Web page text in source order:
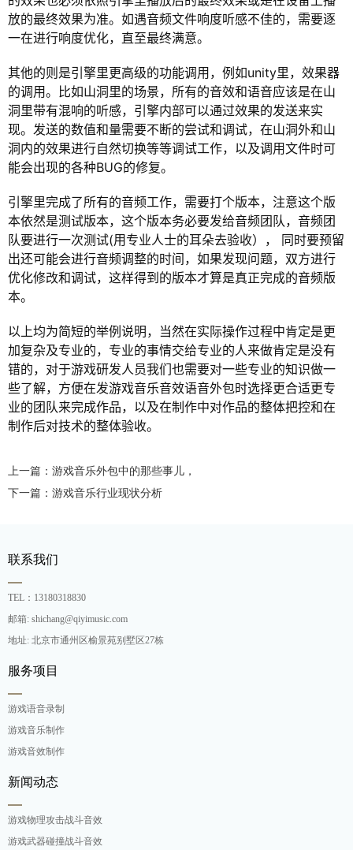
放的最终效果为准。如遇音频文件响度听感不佳的，需要逐
一在进行响度优化，直至最终满意。
其他的则是引擎里更高级的功能调用，例如unity里，效果器
的调用。比如山洞里的场景，所有的音效和语音应该是在山
洞里带有混响的听感，引擎内部可以通过效果的发送来实
现。发送的数值和量需要不断的尝试和调试，在山洞外和山
洞内的效果进行自然切换等等调试工作，以及调用文件时可
能会出现的各种BUG的修复。
引擎里完成了所有的音频工作，需要打个版本，注意这个版
本依然是测试版本，这个版本务必要发给音频团队，音频团
队要进行一次测试(用专业人士的耳朵去验收）， 同时要预留
出还可能会进行音频调整的时间，如果发现问题，双方进行
优化修改和调试，这样得到的版本才算是真正完成的音频版
本。
以上均为简短的举例说明，当然在实际操作过程中肯定是更
加复杂及专业的，专业的事情交给专业的人来做肯定是没有
错的，对于游戏研发人员我们也需要对一些专业的知识做一
些了解，方便在发游戏音乐音效语音外包时选择更合适更专
业的团队来完成作品，以及在制作中对作品的整体把控和在
制作后对技术的整体验收。
上一篇：游戏音乐外包中的那些事儿，
下一篇：游戏音乐行业现状分析
联系我们
TEL：13180318830
邮箱: shichang@qiyimusic.com
地址: 北京市通州区榆景苑别墅区27栋
服务项目
游戏语音录制
游戏音乐制作
游戏音效制作
新闻动态
游戏物理攻击战斗音效
游戏武器碰撞战斗音效